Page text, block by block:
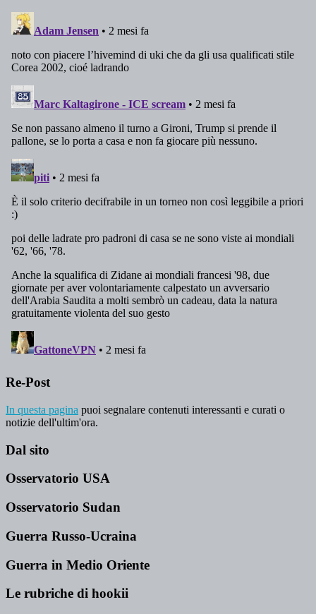
Re-Post
In questa pagina puoi segnalare contenuti interessanti e curati o
notizie dell'ultim'ora.
Dal sito
Osservatorio USA
Osservatorio Sudan
Guerra Russo-Ucraina
Guerra in Medio Oriente
Le rubriche di hookii